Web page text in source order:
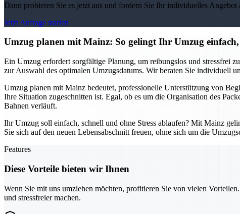
Dann probieren Sie es jetzt aus und fordern Sie Ihr individuelles
Jetzt Anfrage starten
Umzug planen mit Mainz: So gelingt Ihr Umzug einfach,
Ein Umzug erfordert sorgfältige Planung, um reibungslos und stressfrei
zur Auswahl des optimalen Umzugsdatums. Wir beraten Sie individuell
Umzug planen mit Mainz bedeutet, professionelle Unterstützung von
Ihre Situation zugeschnitten ist. Egal, ob es um die Organisation des
Bahnen verläuft.
Ihr Umzug soll einfach, schnell und ohne Stress ablaufen? Mit Mainz
Sie sich auf den neuen Lebensabschnitt freuen, ohne sich um die
Features
Diese Vorteile bieten wir Ihnen
Wenn Sie mit uns umziehen möchten, profitieren Sie von vielen
und stressfreier machen.